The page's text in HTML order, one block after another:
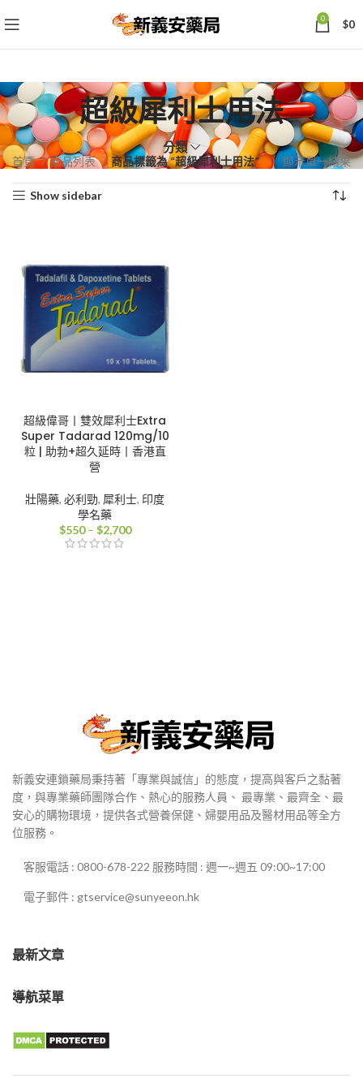
0 $0
超級犀利士用法
分類
首頁 商品列表 商品標籤為 “超級犀利士用法” 顯示單一結果
Show sidebar
超級偉哥丨雙效犀利士Extra
Super Tadarad 120mg/10
粒 | 助勃+超久延時丨香港直
營
壯陽藥, 必利勁, 犀利士, 印度
學名藥
$550 – $2,700價
新義安連鎖藥局秉持著「專業與誠信」的態度，提高與客戶之黏著
度，與專業藥師團隊合作、熱心的服務人員、 最專業、最齊全、最
安心的購物環境，提供各式營養保健、婦嬰用品及醫材用品等全方
位服務。
客服電話 : 0800-678-222 服務時間 : 週一~週五 09:00~17:00
電子郵件 : gtservice@sunyeeon.hk
最新文章
導航菜單